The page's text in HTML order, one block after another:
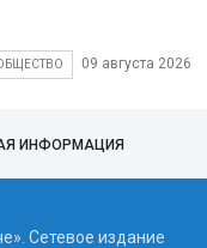
09 августа 2026
ИНФОРМАЦИЯ
Сетевое издание